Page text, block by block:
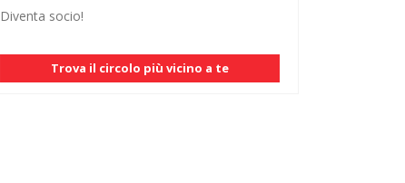
Diventa socio!
Trova il circolo più vicino a te